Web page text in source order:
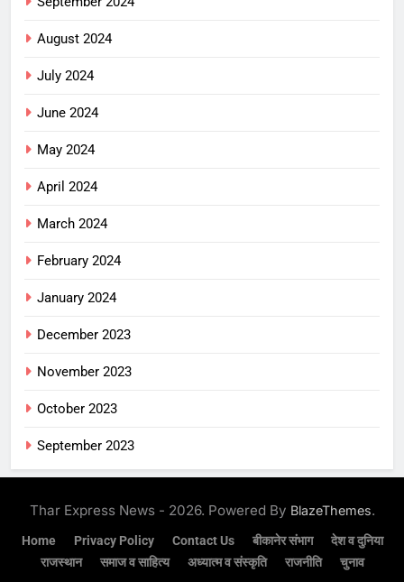
August 2024
July 2024
June 2024
May 2024
April 2024
March 2024
February 2024
January 2024
December 2023
November 2023
October 2023
September 2023
Thar Express News - 2026. Powered By BlazeThemes.
Home Privacy Policy Contact Us बीकानेर संभाग
देश व दुनिया
राजस्थान
समाज व साहित्य अध्यात्म व संस्कृति राजनीति चुनाव